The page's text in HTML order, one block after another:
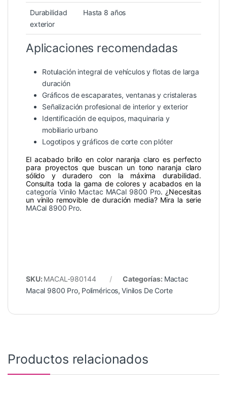
Durabilidad
exterior
Hasta 8 años
Aplicaciones recomendadas
Rotulación integral de vehículos y flotas de larga
duración
Gráficos de escaparates, ventanas y cristaleras
Señalización profesional de interior y exterior
Identificación de equipos, maquinaria y
mobiliario urbano
Logotipos y gráficos de corte con plóter
El acabado brillo en color naranja claro es perfecto
para proyectos que buscan un tono naranja claro
sólido y duradero con la máxima durabilidad.
Consulta toda la gama de colores y acabados en la
categoría Vinilo Mactac MACal 9800 Pro. ¿Necesitas
un vinilo removible de duración media? Mira la serie
MACal 8900 Pro.
SKU: MACAL-980144 Categorías: Mactac
Macal 9800 Pro, Poliméricos, Vinilos De Corte
Productos relacionados